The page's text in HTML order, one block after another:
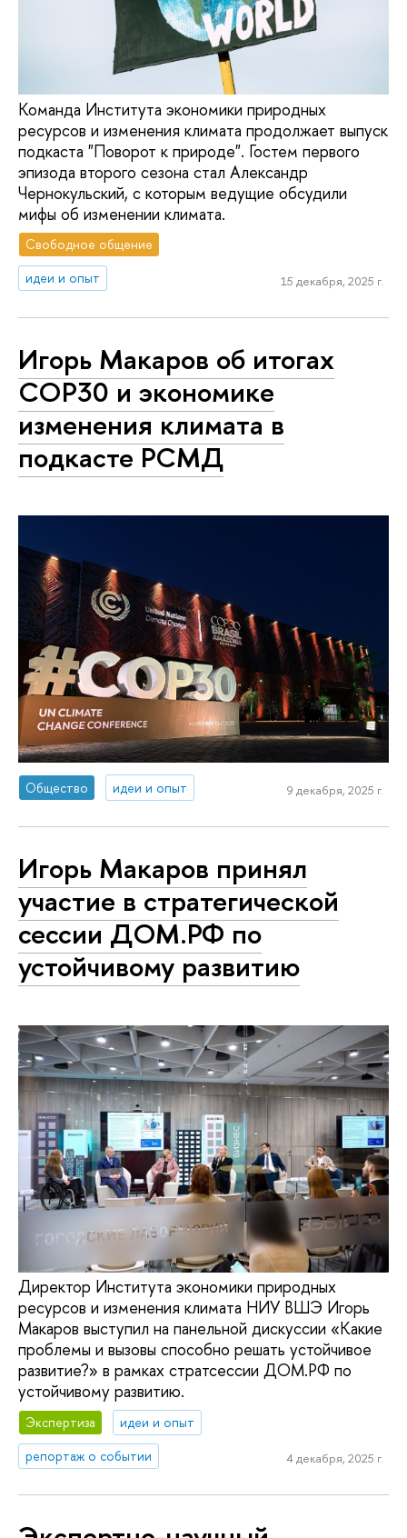
Команда Института экономики природных
ресурсов и изменения климата продолжает выпуск
подкаста "Поворот к природе". Гостем первого
эпизода второго сезона стал Александр
Чернокульский, с которым ведущие обсудили
мифы об изменении климата.
Свободное общение
идеи и опыт
15 декабря, 2025 г.
Игорь Макаров об итогах
COP30 и экономике
изменения климата в
подкасте РСМД
Общество идеи и опыт 9 декабря, 2025 г.
Игорь Макаров принял
участие в стратегической
сессии ДОМ.РФ по
устойчивому развитию
Директор Института экономики природных
ресурсов и изменения климата НИУ ВШЭ Игорь
Макаров выступил на панельной дискуссии «Какие
проблемы и вызовы способно решать устойчивое
развитие?» в рамках стратсессии ДОМ.РФ по
устойчивому развитию.
Экспертиза
идеи и опыт
репортаж о событии
4 декабря, 2025 г.